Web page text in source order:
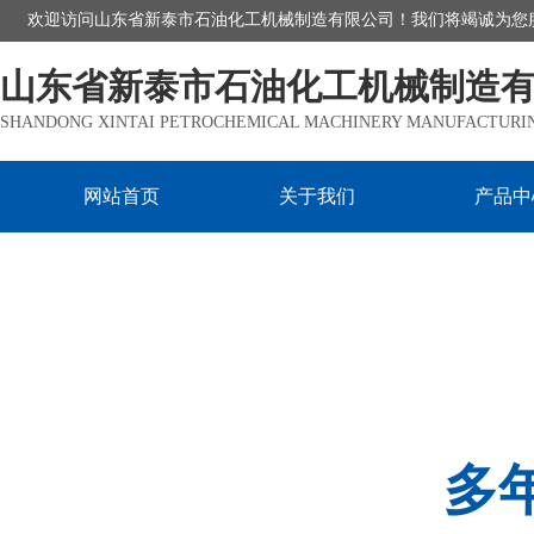
欢迎访问山东省新泰市石油化工机械制造有限公司！我们将竭诚为您
山东省新泰市石油化工机械制造
SHANDONG XINTAI PETROCHEMICAL MACHINERY
网站首页 关于我们 产品
多